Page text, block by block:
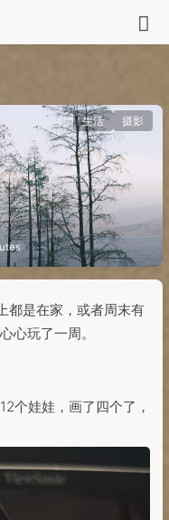
生活 摄影
是在家，或者周末有
心玩了一周。
个娃娃，画了四个了，